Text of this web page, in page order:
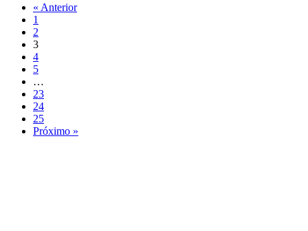
« Anterior
1
2
3
4
5
…
23
24
25
Próximo »